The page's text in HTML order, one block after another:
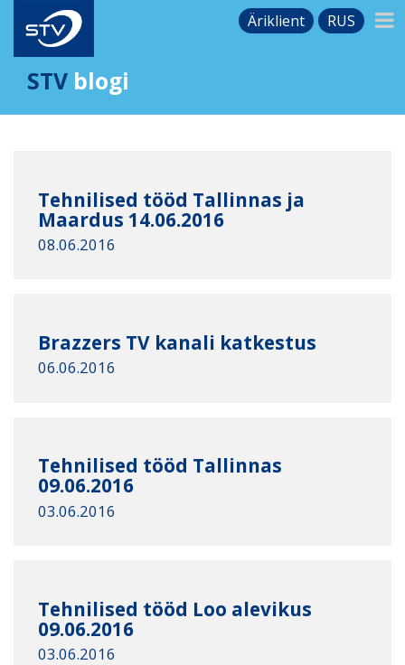
Äriklient RUS
STV blogi
Tehnilised tööd Tallinnas ja
Maardus 14.06.2016
08.06.2016
Brazzers TV kanali katkestus
06.06.2016
Tehnilised tööd Tallinnas
09.06.2016
03.06.2016
Tehnilised tööd Loo alevikus
09.06.2016
03.06.2016